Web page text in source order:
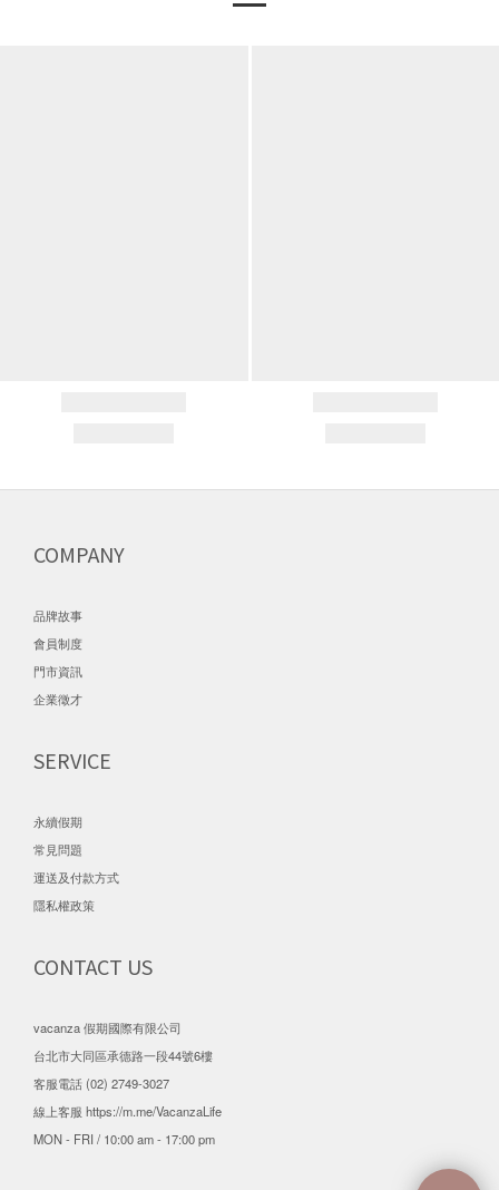
COMPANY
品牌故事
會員制度
門市資訊
企業徵才
SERVICE
永續假期
常見問題
運送及付款方式
隱私權政策
CONTACT US
vacanza 假期國際有限公司
台北市大同區承德路一段44號6樓
客服電話 (02) 2749-3027
線上客服 https://m.me/VacanzaLife
MON - FRI / 10:00 am - 17:00 pm